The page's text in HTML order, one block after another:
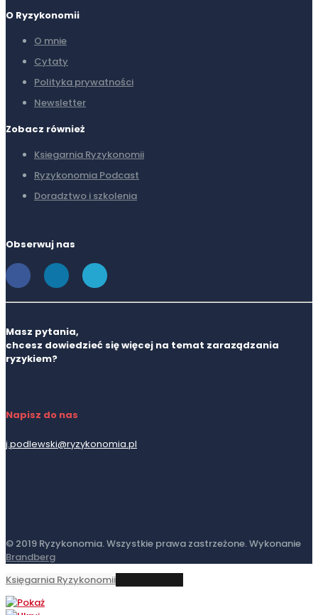
O Ryzykonomii
O mnie
Cytaty
Polityka prywatności
Newsletter
Zobacz również
Ksiegarnia Ryzykonomii
Ryzykonomia Podcast
Doradztwo i szkolenia
Obserwuj nas
Masz pytania,
chcesz dowiedzieć się więcej na temat zaraządzania
ryzykiem?
Napisz do nas
j.podlewski@ryzykonomia.pl
© 2019 Ryzykonomia. Wszystkie prawa zastrzeżone. Wykonanie
Brandberg
Księgarnia Ryzykonomii